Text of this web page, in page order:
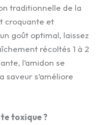
traditionnelle de la
croquante et
goût optimal, laissez
récoltés 1 à 2
l’amidon se
saveur s’améliore
toxique ?